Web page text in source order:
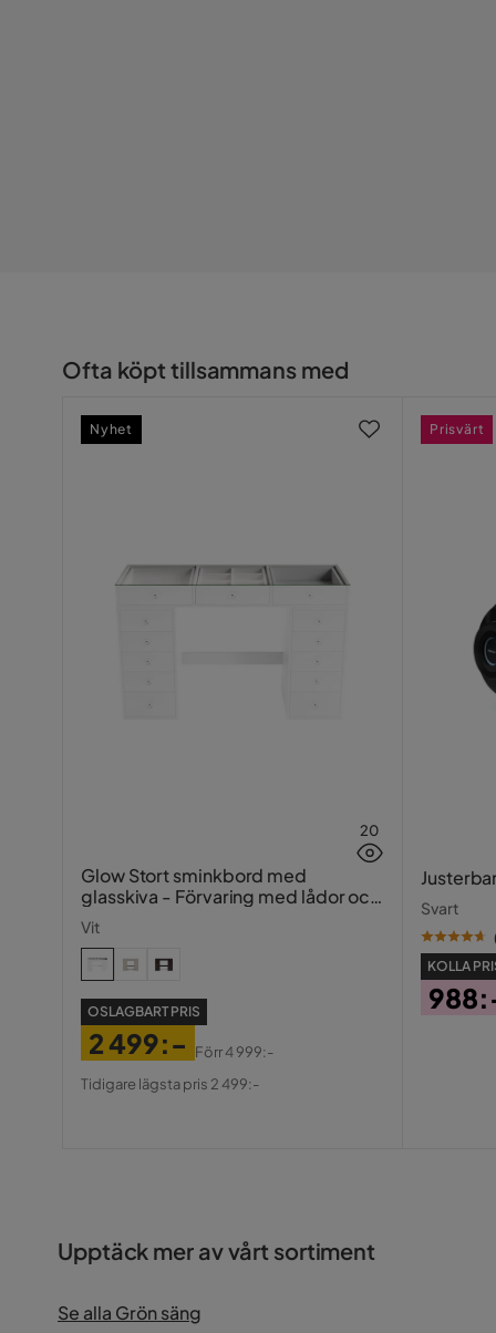
Ofta köpt tillsammans med
20
Glow Stort sminkbord med
glasskiva - Förvaring med lådor och
Vit
OSLAGBART PRIS
Pris
2 499:-
Original
Förr4 999:-
Tidigare lägsta pris 2 499:-
Nyhet
Svart
KOLLA
Prisvärt
Upptäck mer av vårt sortiment
Se alla Grön säng